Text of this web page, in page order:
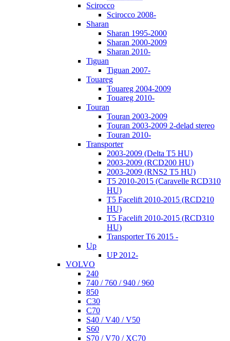
Scirocco
Scirocco 2008-
Sharan
Sharan 1995-2000
Sharan 2000-2009
Sharan 2010-
Tiguan
Tiguan 2007-
Touareg
Touareg 2004-2009
Touareg 2010-
Touran
Touran 2003-2009
Touran 2003-2009 2-delad stereo
Touran 2010-
Transporter
2003-2009 (Delta T5 HU)
2003-2009 (RCD200 HU)
2003-2009 (RNS2 T5 HU)
T5 2010-2015 (Caravelle RCD310
HU)
T5 Facelift 2010-2015 (RCD210
HU)
T5 Facelift 2010-2015 (RCD310
HU)
Transporter T6 2015 -
Up
UP 2012-
VOLVO
240
740 / 760 / 940 / 960
850
C30
C70
S40 / V40 / V50
S60
S70 / V70 / XC70